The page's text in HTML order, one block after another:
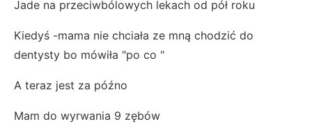
Jade na przeciwbólowych lekach od pół roku
Kiedyś -mama nie chciała ze mną chodzić do
dentysty bo mówiła "po co "
A teraz jest za późno
Mam do wyrwania 9 zębów